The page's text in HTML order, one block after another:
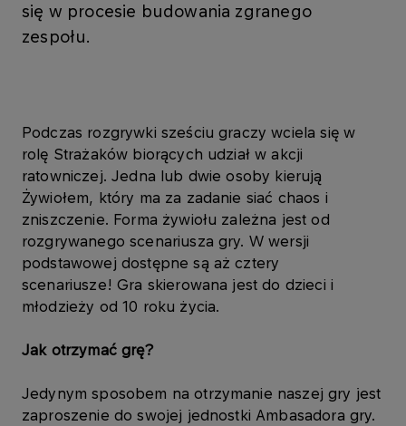
się w procesie budowania zgranego
zespołu.
Podczas rozgrywki sześciu graczy wciela się w
rolę Strażaków biorących udział w akcji
ratowniczej. Jedna lub dwie osoby kierują
Żywiołem, który ma za zadanie siać chaos i
zniszczenie. Forma żywiołu zależna jest od
rozgrywanego scenariusza gry. W wersji
podstawowej dostępne są aż cztery
scenariusze! Gra skierowana jest do dzieci i
młodzieży od 10 roku życia.
Jak otrzymać grę?
Jedynym sposobem na otrzymanie naszej gry jest
zaproszenie do swojej jednostki Ambasadora gry.